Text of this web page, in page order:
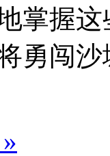
掌握
勇闯